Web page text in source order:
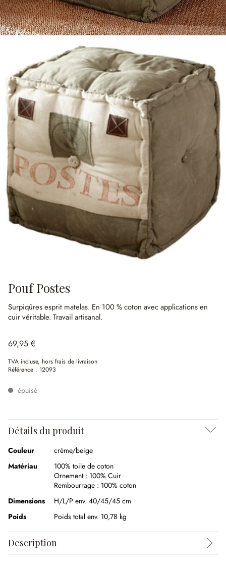
Pouf Postes
Surpiqûres esprit matelas. En 100 % coton avec applications en
cuir véritable. Travail artisanal.
69,95 €
TVA incluse, hors frais de livraison
Référence : 12093
épuisé
Détails du produit
Couleur
crème/beige
Matériau
100% toile de coton
Ornement : 100% Cuir
Rembourrage : 100% coton
Dimensions
H/L/P env. 40/45/45 cm
Poids
Poids total env. 10,78 kg
Description